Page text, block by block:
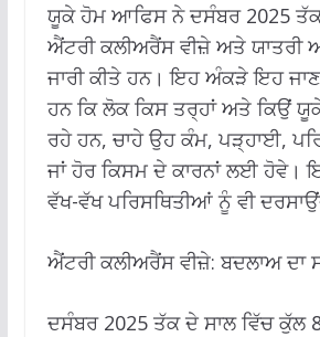
ਯੂਕੇ ਹੋਮ ਆਫਿਸ ਨੇ ਦਸੰਬਰ 2025
ਐਂਟਰੀ ਕਲੀਅਰੈਂਸ ਵੀਜ਼ੇ ਅਤੇ
ਜਾਰੀ ਕੀਤੇ ਹਨ। ਇਹ ਅੰਕੜੇ ਇਹ
ਹਨ ਕਿ ਲੋਕ ਕਿਸ ਤਰ੍ਹਾਂ ਅਤੇ ਕਿਉਂ
ਰਹੇ ਹਨ, ਚਾਹੇ ਉਹ ਕੰਮ, ਪੜ੍ਹਾਈ,
ਜਾਂ ਹੋਰ ਕਿਸਮ ਦੇ ਕਾਰਨਾਂ ਲਈ ਹੋਵੇ।
ਵੱਖ-ਵੱਖ ਪਰਿਸਥਿਤੀਆਂ ਨੂੰ ਵੀ
ਐਂਟਰੀ ਕਲੀਅਰੈਂਸ ਵੀਜ਼ੇ: ਬਦਲਾਅ ਦਾ
ਦਸੰਬਰ 2025 ਤੱਕ ਦੇ ਸਾਲ ਵਿੱਚ ਕੁੱਲ